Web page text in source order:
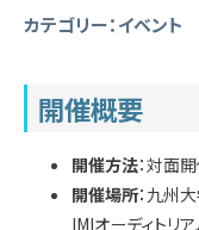
2026年度 随時募
イベント情報
会場設備
カテゴリー：イベント
開催概要
開催方法：対面
開催場所：九州
IMIオーディトリア